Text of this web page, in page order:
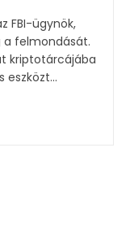
FBI-ügynök,
felmondását.
kriptotárcájába
eszközt...